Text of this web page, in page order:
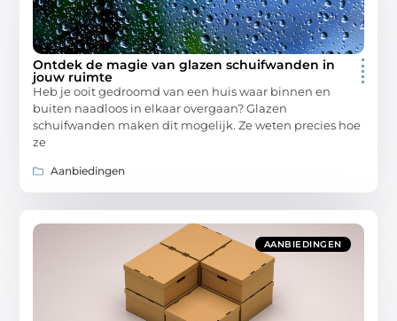
Ontdek de magie van glazen schuifwanden in
jouw ruimte
Heb je ooit gedroomd van een huis waar binnen en
buiten naadloos in elkaar overgaan? Glazen
schuifwanden maken dit mogelijk. Ze weten precies hoe
ze
Aanbiedingen
AANBIEDINGEN